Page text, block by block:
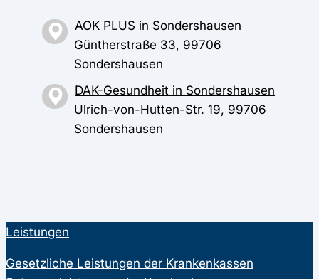
AOK PLUS in Sondershausen
Güntherstraße 33, 99706
Sondershausen
DAK-Gesundheit in Sondershausen
Ulrich-von-Hutten-Str. 19, 99706
Sondershausen
Leistungen
Gesetzliche Leistungen der Krankenkassen